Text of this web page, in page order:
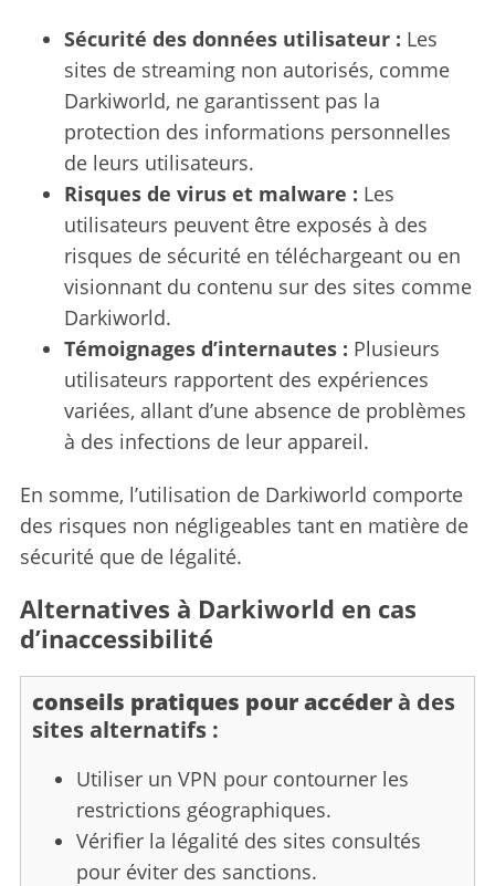
Sécurité des données utilisateur : Les
sites de streaming non autorisés, comme
Darkiworld, ne garantissent pas la
protection des informations personnelles
de leurs utilisateurs.
Risques de virus et malware : Les
utilisateurs peuvent être exposés à des
risques de sécurité en téléchargeant ou en
visionnant du contenu sur des sites comme
Darkiworld.
Témoignages d’internautes : Plusieurs
utilisateurs rapportent des expériences
variées, allant d’une absence de problèmes
à des infections de leur appareil.
En somme, l’utilisation de Darkiworld comporte
des risques non négligeables tant en matière de
sécurité que de légalité.
Alternatives à Darkiworld en cas
d’inaccessibilité
conseils pratiques pour accéderà des
sites alternatifs :
Utiliser un VPN pour contourner les
restrictions géographiques.
Vérifier la légalité des sites consultés
pour éviter des sanctions.